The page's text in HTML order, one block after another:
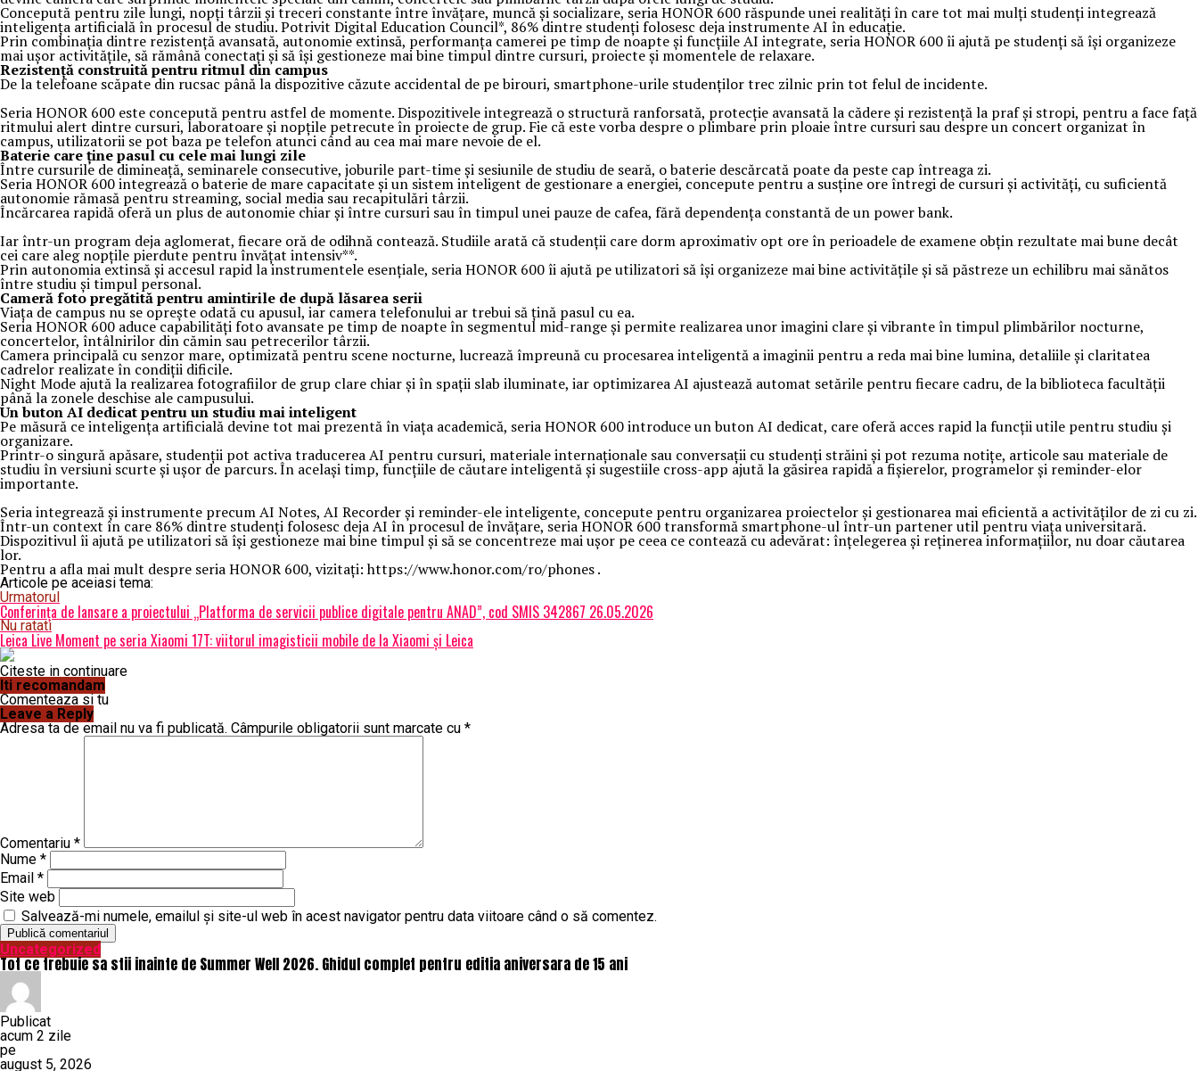
Concepută pentru zile lungi, nopți târzii și treceri constante între învățare, muncă și socializare, seria HONOR 600 răspunde unei realități în care tot mai mulți studenți integrează
inteligența artificială în procesul de studiu. Potrivit Digital Education Council*, 86% dintre studenți folosesc deja instrumente AI în educație.
Prin combinația dintre rezistență avansată, autonomie extinsă, performanța camerei pe timp de noapte și funcțiile AI integrate, seria HONOR 600 îi ajută pe studenți să își organizeze
mai ușor activitățile, să rămână conectați și să își gestioneze mai bine timpul dintre cursuri, proiecte și momentele de relaxare.
Rezistență construită pentru ritmul din campus
De la telefoane scăpate din rucsac până la dispozitive căzute accidental de pe birouri, smartphone-urile studenților trec zilnic prin tot felul de incidente.
Seria HONOR 600 este concepută pentru astfel de momente. Dispozitivele integrează o structură ranforsată, protecție avansată la cădere și rezistență la praf și stropi, pentru a face față
ritmului alert dintre cursuri, laboratoare și nopțile petrecute în proiecte de grup. Fie că este vorba despre o plimbare prin ploaie între cursuri sau despre un concert organizat în
campus, utilizatorii se pot baza pe telefon atunci când au cea mai mare nevoie de el.
Baterie care ține pasul cu cele mai lungi zile
Între cursurile de dimineață, seminarele consecutive, joburile part-time și sesiunile de studiu de seară, o baterie descărcată poate da peste cap întreaga zi.
Seria HONOR 600 integrează o baterie de mare capacitate și un sistem inteligent de gestionare a energiei, concepute pentru a susține ore întregi de cursuri și activități, cu suficientă
autonomie rămasă pentru streaming, social media sau recapitulări târzii.
Încărcarea rapidă oferă un plus de autonomie chiar și între cursuri sau în timpul unei pauze de cafea, fără dependența constantă de un power bank.
Iar într-un program deja aglomerat, fiecare oră de odihnă contează. Studiile arată că studenții care dorm aproximativ opt ore în perioadele de examene obțin rezultate mai bune decât
cei care aleg nopțile pierdute pentru învățat intensiv**.
Prin autonomia extinsă și accesul rapid la instrumentele esențiale, seria HONOR 600 îi ajută pe utilizatori să își organizeze mai bine activitățile și să păstreze un echilibru mai sănătos
între studiu și timpul personal.
Cameră foto pregătită pentru amintirile de după lăsarea serii
Viața de campus nu se oprește odată cu apusul, iar camera telefonului ar trebui să țină pasul cu ea.
Seria HONOR 600 aduce capabilități foto avansate pe timp de noapte în segmentul mid-range și permite realizarea unor imagini clare și vibrante în timpul plimbărilor nocturne,
concertelor, întâlnirilor din cămin sau petrecerilor târzii.
Camera principală cu senzor mare, optimizată pentru scene nocturne, lucrează împreună cu procesarea inteligentă a imaginii pentru a reda mai bine lumina, detaliile și claritatea
cadrelor realizate în condiții dificile.
Night Mode ajută la realizarea fotografiilor de grup clare chiar și în spații slab iluminate, iar optimizarea AI ajustează automat setările pentru fiecare cadru, de la biblioteca facultății
până la zonele deschise ale campusului.
Un buton AI dedicat pentru un studiu mai inteligent
Pe măsură ce inteligența artificială devine tot mai prezentă în viața academică, seria HONOR 600 introduce un buton AI dedicat, care oferă acces rapid la funcții utile pentru studiu și
organizare.
Printr-o singură apăsare, studenții pot activa traducerea AI pentru cursuri, materiale internaționale sau conversații cu studenți străini și pot rezuma notițe, articole sau materiale de
studiu în versiuni scurte și ușor de parcurs. În același timp, funcțiile de căutare inteligentă și sugestiile cross-app ajută la găsirea rapidă a fișierelor, programelor și reminder-elor
importante.
Seria integrează și instrumente precum AI Notes, AI Recorder și reminder-ele inteligente, concepute pentru organizarea proiectelor și gestionarea mai eficientă a activităților de zi cu zi.
Într-un context în care 86% dintre studenți folosesc deja AI în procesul de învățare, seria HONOR 600 transformă smartphone-ul într-un partener util pentru viața universitară.
Dispozitivul îi ajută pe utilizatori să își gestioneze mai bine timpul și să se concentreze mai ușor pe ceea ce contează cu adevărat: înțelegerea și reținerea informațiilor, nu doar căutarea
lor.
Pentru a afla mai mult despre seria HONOR 600, vizitați: https://www.honor.com/ro/phones .
Articole pe aceiasi tema:
Urmatorul
Conferința de lansare a proiectului „Platforma de servicii publice digitale pentru ANAD”, cod SMIS 342867 26.05.2026
Nu ratati
Leica Live Moment pe seria Xiaomi 17T: viitorul imagisticii mobile de la Xiaomi și Leica
Citeste in continuare
Iti recomandam
Comenteaza si tu
Leave a Reply
Adresa ta de email nu va fi publicată. Câmpurile obligatorii sunt marcate cu *
Comentariu *
Nume *
Email *
Site web
Salvează-mi numele, emailul și site-ul web în acest navigator pentru data viitoare când o să comentez.
Uncategorized
Tot ce trebuie sa stii inainte de Summer Well 2026. Ghidul complet pentru editia aniversara de 15 ani
Publicat
acum 2 zile
pe
august 5, 2026